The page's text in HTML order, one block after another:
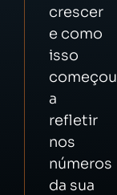
crescer
e como
isso
começou
a
refletir
nos
números
da sua